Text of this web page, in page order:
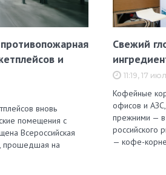
и
вновь
помещения с
Всероссийская
прошедшая на
Свежий
11:19, 17
Кофейные
офисов и
прежними —
российского
— кофе-